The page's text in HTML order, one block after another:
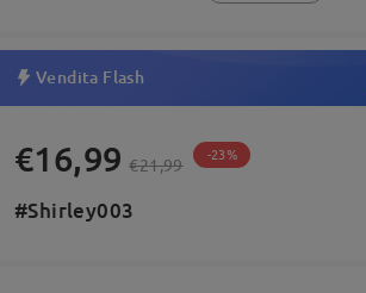
Vendita Flash
€16,99 €21,99 -23%
#Shirley003